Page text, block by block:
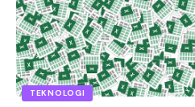
TEKNOLOGI